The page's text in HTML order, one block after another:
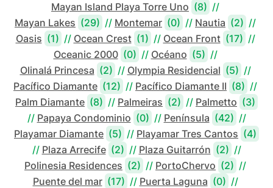
Mayan Island Playa Torre Uno (8) //
Mayan Lakes (29) // Montemar (0) // Nautia (2) //
Oasis (1) // Ocean Crest (1) // Ocean Front (17) //
Oceanic 2000 (0) // Océano (5) //
Olinalá Princesa (2) // Olympia Residencial (5) //
Pacífico Diamante (12) // Pacífico Diamante II (8) //
Palm Diamante (8) // Palmeiras (2) // Palmetto (3)
// Papaya Condominio (0) // Península (42) //
Playamar Diamante (5) // Playamar Tres Cantos (4)
// Plaza Arrecife (2) // Plaza Guitarrón (2) //
Polinesia Residences (2) // PortoChervo (2) //
Puente del mar (17) // Puerta Laguna (0) //